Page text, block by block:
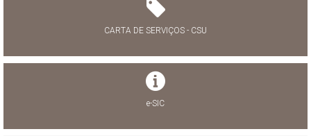
CARTA DE SERVIÇOS - CSU
e-SIC